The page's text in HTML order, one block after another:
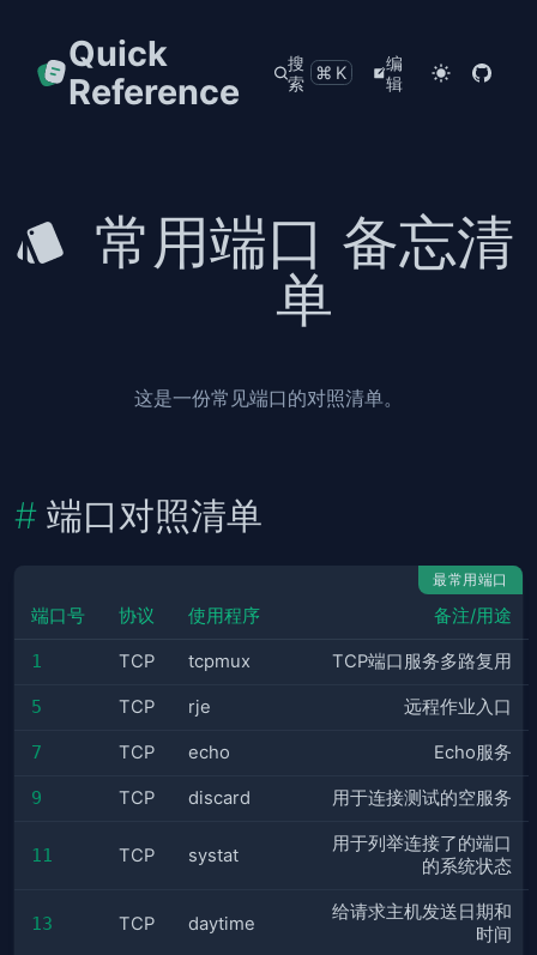
Quick
Reference
搜
索
⌘K
编
辑
常用端口 备忘清
单
这是一份常见端口的对照清单。
端口对照清单
最常用端口
端口号 协议 使用程序 备注/用途
1 TCP tcpmux TCP端口服务多路复用
5 TCP rje 远程作业入口
7 TCP echo Echo服务
9 TCP discard 用于连接测试的空服务
11 TCP systat
用于列举连接了的端口
的系统状态
13 TCP daytime
给请求主机发送日期和
时间